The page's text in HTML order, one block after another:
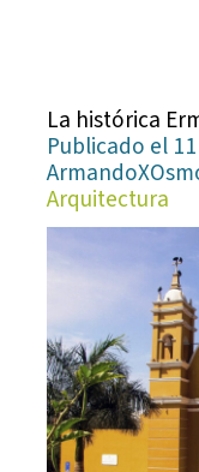
La histórica
Publicado el
Arquitectura